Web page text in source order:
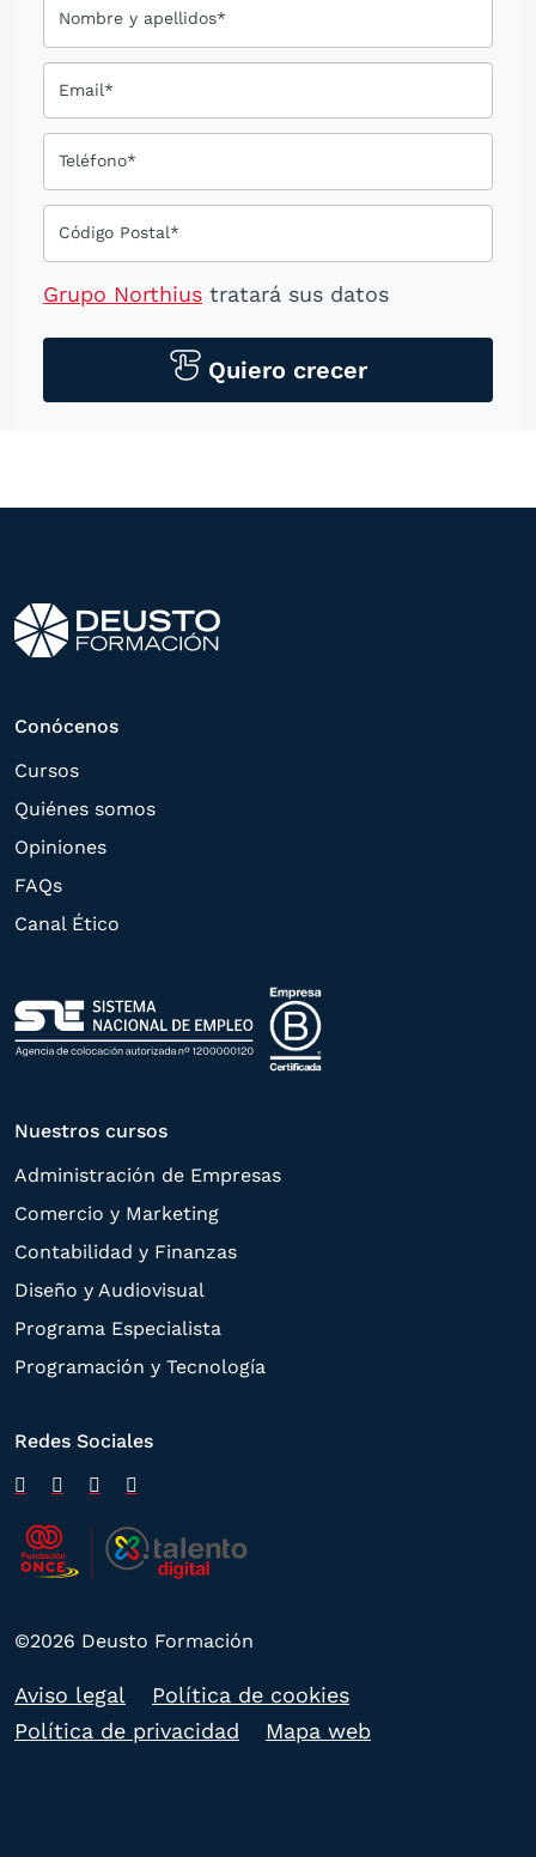
Nombre y apellidos*
Email*
Teléfono*
Código Postal*
Grupo Northius tratará sus datos
tecnológicos, incluso aplicaciones de
mensajería instantánea, con el fin de
otros directamente relacionados con el
correspondiente. Compartiremos su
solicitud con las empresas que conforman
estas puedan hacerle llegar la mejor
oferta de productos y servicios de acuerdo
a su petición. Quedan reconocidos los
limitación, tal y como se explica en la
Política de Privacidad
Quiero crecer
Conócenos
Cursos
Quiénes somos
Opiniones
FAQs
Canal Ético
Nuestros cursos
Administración de Empresas
Comercio y Marketing
Contabilidad y Finanzas
Diseño y Audiovisual
Programa Especialista
Programación y Tecnología
Redes Sociales
©2026 Deusto Formación
Aviso legal
Política de cookies
Política de privacidad
Mapa web